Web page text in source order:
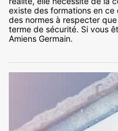
existe des formations en ce
des normes à respecter
terme de sécurité. Si vous
Amiens Germain.